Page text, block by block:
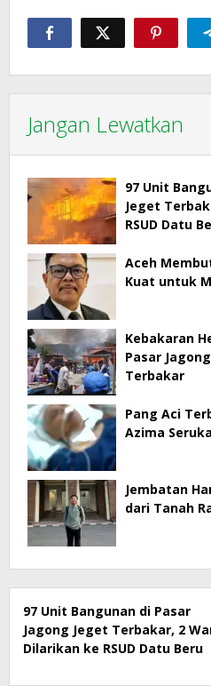
Jangan Lewatkan
97 Unit
Jeget
RSUD Datu
Aceh
Kuat untuk
Kebakaran
Pasar
Terbakar
Pang Aci
Azima
Jembatan
dari Tanah
97 Unit Bangunan di Pasar
Jagong Jeget Terbakar, 2
Dilarikan ke RSUD Datu Beru